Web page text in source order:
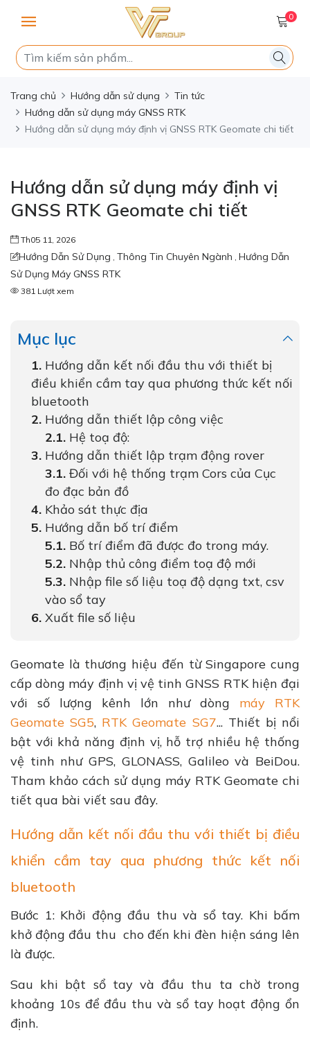
0
Trang chủ Hướng dẫn sử dụng
Tin tức
Hướng dẫn sử dụng máy GNSS RTK
Hướng dẫn sử dụng máy định vị GNSS RTK Geomate chi tiết
Hướng dẫn sử dụng máy định vị
GNSS RTK Geomate chi tiết
Th05 11, 2026
Hướng Dẫn Sử Dụng , Thông Tin Chuyên Ngành , Hướng Dẫn
Sử Dụng Máy GNSS RTK
381 Lượt xem
Mục lục
Hướng dẫn kết nối đầu thu với thiết bị
điều khiển cầm tay qua phương thức kết nối
bluetooth
Hướng dẫn thiết lập công việc
Hệ toạ độ:
Hướng dẫn thiết lập trạm động rover
Đối với hệ thống trạm Cors của Cục
đo đạc bản đồ
Khảo sát thực địa
Hướng dẫn bố trí điểm
Bố trí điểm đã được đo trong máy.
Nhập thủ công điểm toạ độ mới
Nhập file số liệu toạ độ dạng txt, csv
vào sổ tay
Xuất file số liệu
Geomate là thương hiệu đến từ Singapore cung
cấp dòng máy định vị vệ tinh GNSS RTK hiện đại
với số lượng kênh lớn như dòng máy RTK
Geomate SG5, RTK Geomate SG7... Thiết bị nổi
bật với khả năng định vị, hỗ trợ nhiều hệ thống
vệ tinh như GPS, GLONASS, Galileo và BeiDou.
Tham khảo cách sử dụng máy RTK Geomate chi
tiết qua bài viết sau đây.
Hướng dẫn kết nối đầu thu với thiết bị điều
khiển cầm tay qua phương thức kết nối
bluetooth
Bước 1: Khởi động đầu thu và sổ tay. Khi bấm
khở động đầu thu cho đến khi đèn hiện sáng lên
là được.
Sau khi bật sổ tay và đầu thu ta chờ trong
khoảng 10s để đầu thu và sổ tay hoạt động ổn
định.